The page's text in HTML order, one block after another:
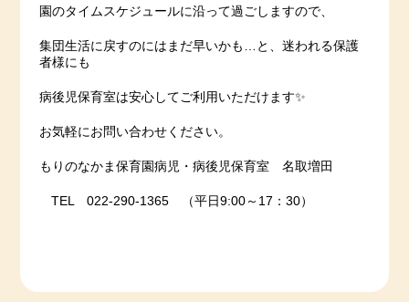
園のタイムスケジュールに沿って過ごしますので、
集団生活に戻すのにはまだ早いかも…と、迷われる保護
者様にも
病後児保育室は安心してご利用いただけます✨
お気軽にお問い合わせください。
もりのなかま保育園病児・病後児保育室 名取増田
TEL 022-290-1365 （平日9:00～17：30）